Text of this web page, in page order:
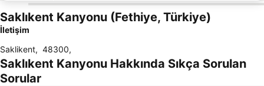
Saklıkent Kanyonu (Fethiye, Türkiye)
İletişim
Saklikent, 48300,
Saklıkent Kanyonu Hakkında Sıkça Sorulan
Sorular